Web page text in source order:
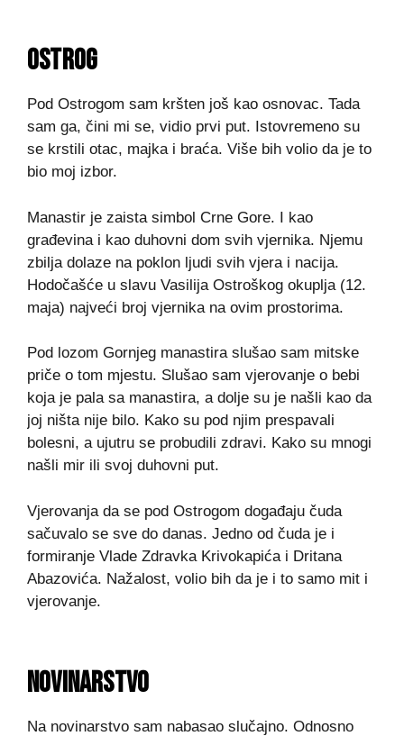
OSTROG
Pod Ostrogom sam kršten još kao osnovac. Tada
sam ga, čini mi se, vidio prvi put. Istovremeno su
se krstili otac, majka i braća. Više bih volio da je to
bio moj izbor.
Manastir je zaista simbol Crne Gore. I kao
građevina i kao duhovni dom svih vjernika. Njemu
zbilja dolaze na poklon ljudi svih vjera i nacija.
Hodočašće u slavu Vasilija Ostroškog okuplja (12.
maja) najveći broj vjernika na ovim prostorima.
Pod lozom Gornjeg manastira slušao sam mitske
priče o tom mjestu. Slušao sam vjerovanje o bebi
koja je pala sa manastira, a dolje su je našli kao da
joj ništa nije bilo. Kako su pod njim prespavali
bolesni, a ujutru se probudili zdravi. Kako su mnogi
našli mir ili svoj duhovni put.
Vjerovanja da se pod Ostrogom događaju čuda
sačuvalo se sve do danas. Jedno od čuda je i
formiranje Vlade Zdravka Krivokapića i Dritana
Abazovića. Nažalost, volio bih da je i to samo mit i
vjerovanje.
NOVINARSTVO
Na novinarstvo sam nabasao slučajno. Odnosno